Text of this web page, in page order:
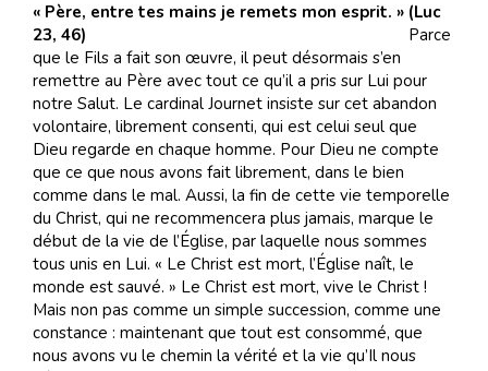
« Père, entre tes mains je remets mon esprit. » (Luc
23, 46) Parce
que le Fils a fait son œuvre, il peut désormais s’en
remettre au Père avec tout ce qu’il a pris sur Lui pour
notre Salut. Le cardinal Journet insiste sur cet abandon
volontaire, librement consenti, qui est celui seul que
Dieu regarde en chaque homme. Pour Dieu ne compte
que ce que nous avons fait librement, dans le bien
comme dans le mal. Aussi, la fin de cette vie temporelle
du Christ, qui ne recommencera plus jamais, marque le
début de la vie de l’Église, par laquelle nous sommes
tous unis en Lui. « Le Christ est mort, l’Église naît, le
monde est sauvé. » Le Christ est mort, vive le Christ !
Mais non pas comme un simple succession, comme une
constance : maintenant que tout est consommé, que
nous avons vu le chemin la vérité et la vie qu’Il nous